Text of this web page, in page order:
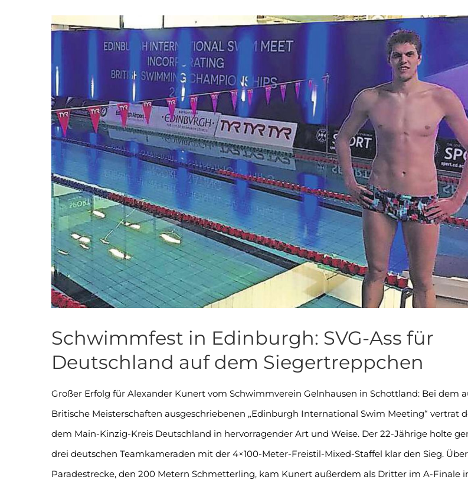
Zeige
Bild
Schwimmfest in Edinburgh: SVG-Ass für
Deutschland auf dem Siegertreppchen
Großer Erfolg für Alexander Kunert vom Schwimmverein Gelnhausen in Schottland: Bei dem
Britische Meisterschaften ausgeschriebenen „Edinburgh International Swim Meeting“ vertrat
dem Main-Kinzig-Kreis Deutschland in hervorragender Art und Weise. Der 22-Jährige holte
drei deutschen Teamkameraden mit der 4×100-Meter-Freistil-Mixed-Staffel klar den Sieg.
Paradestrecke, den 200 Metern Schmetterling, kam Kunert außerdem als Dritter im A-Finale